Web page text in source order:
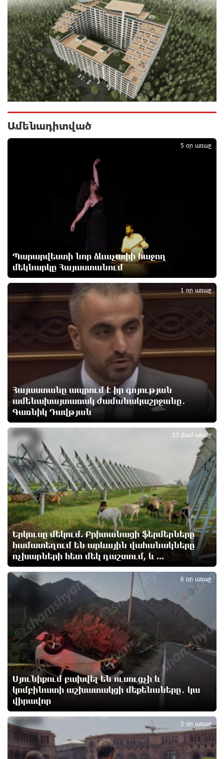
պատուհաններն ու դռները
14 ժամ առաջ
Ալիևն ու Թրամփը հեռախոսազրույց են ունեցել
14 ժամ առաջ
«Ինտեր»-ը հաղթեց «Յուվենտուս»-ին
15 ժամ առաջ
Քրեական վարույթի շրջանակում անձի անձնական
անհարկի հրապարակումն անթույլատրելի է. ՄԻՊ
Զելենսկին ու Վուչիչը քննարկել են
համագործակցությունն ընդլայնելու
հնարավորությունները
Հրդեհի ահազանգ Սայաթ-Նովա պողոտայում.
շենքից տարհանվել է 5 բնակիչ
Ճապոնական Յակիշիմե կերամիկայի
ցուցահանդեսը երկարաձգվել է մինչև օգոստոսի
Որոնվում է նախաձեռնված քրեական վարույթի
շրջանակներում
16 ժամ առաջ
Փաշինյանն ու Թրամփը հեռախոսազրույց են
ունեցել
17 ժամ առաջ
Չհանե´ս խաչդ, Հայաստան աշխարհ․ Ուժեղ
Հայաստան
17 ժամ առաջ
Սիցիլիայի օդանավակայանը փակվել է Էթնա
հրաբխի ժայթքման պատճառով
17 ժամ առաջ
Հետվճարի փոխարեն՝ արժանապատիվ և ֆիքսված
թոշակ․ ինչու է գործող համակարգը սոցիալական
անարդարության խնդիր ստեղծում. Հրայր
Կամենդատյան
17 ժամ առաջ
Երևանի Կենտրոնում փոշու պարունակությունը
գրեթե ամբողջ շաբաթ գերազանցել է թույլատրելի
սահմանը
Իրանը պատրաստ է բացել Հորմուզի նեղուցը, եթե
ԱՄՆ-ն ընդունի հանրապետության պայմանները
Երևանում անցկացվել է հաշմանդամություն
Ամենադիտված
Պարարվեստի նոր ձևաչափի հաջող
մեկնարկը Հայաստանում
5 օր առաջ
1
Հայաստանը ապրում է իր գոյության
ամենախայտառակ ժամանակաշրջանը․
Գառնիկ Դավթյան
1 օր առաջ
2
Երկուսը մեկում. Բրիտանացի ֆերմերները
համատեղում են արևային վահանակները
ոչխարների հետ մեկ դաշտում, և ...
23 ժամ առաջ
3
Սյունիքում բախվել են ուսուցչի և
կոմբինատի աշխատակցի մեքենաները․ կա
վիրավոր
6 օր առաջ
4
5 օր առաջ
5